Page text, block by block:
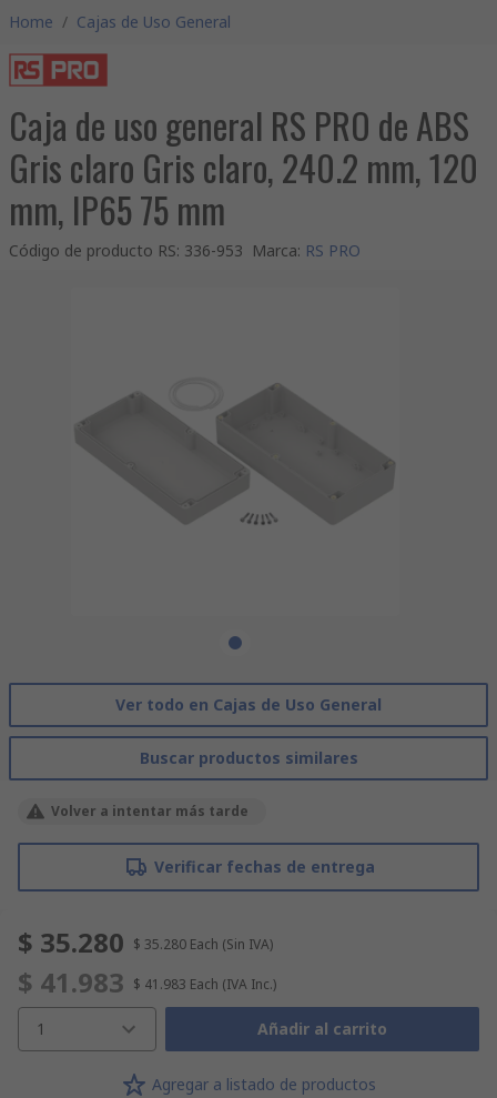
Home / Cajas de Uso General
Caja de uso general RS PRO de ABS
Gris claro Gris claro, 240.2 mm, 120
mm, IP65 75 mm
Código de producto RS: 336-953 Marca: RS PRO
Ver todo en Cajas de Uso General
Buscar productos similares
Volver a intentar más tarde
Verificar fechas de entrega
$ 35.280 $ 35.280 Each (Sin IVA)
$ 41.983 $ 41.983 Each (IVA Inc.)
1 Añadir al carrito
Agregar a listado de productos